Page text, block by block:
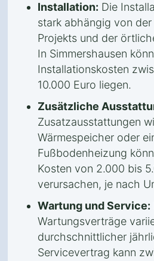
Installation: Die
stark abhängig von
Projekts und der
In Simmershausen
Installationskosten
10.000 Euro liegen.
Zusätzliche
Zusatzausstattungen
Wärmespeicher oder
Fußbodenheizung
Kosten von 2.000 bis
verursachen, je nach
Wartung und Service:
Wartungsverträge
durchschnittlicher
Servicevertrag kann